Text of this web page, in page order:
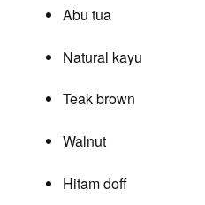
Abu tua
Natural kayu
Teak brown
Walnut
Hitam doff